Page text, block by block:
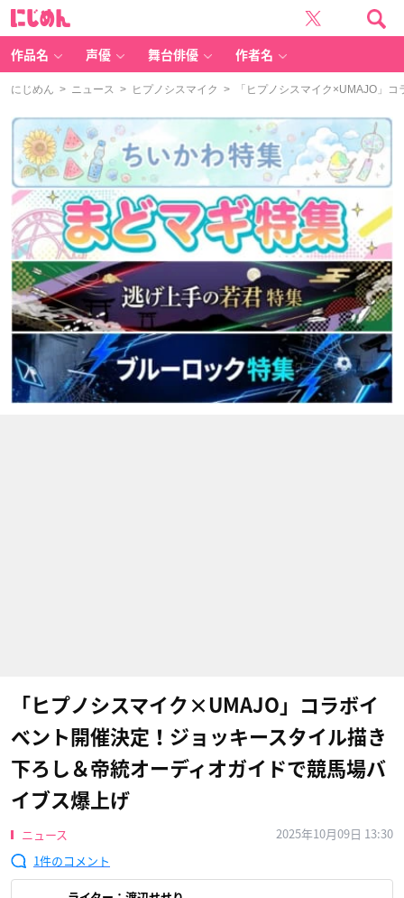
作品名 声優 舞台俳優 作者名
にじめん > ニュース > ヒプノシスマイク > 「ヒプノシスマイク×UMAJO」コ
「ヒプノシスマイク×UMAJO」コラボイ
ベント開催決定！ジョッキースタイル描き
下ろし＆帝統オーディオガイドで競馬場バ
イブス爆上げ
ニュース
2025年10月09日 13:30
1